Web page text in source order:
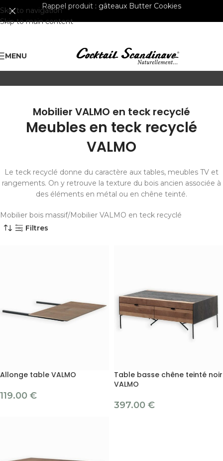
Skip to navigation
Skip to main content
Rappel produit : gâteaux Butter Cookies
MENU
Mobilier VALMO en teck recyclé
Meubles en teck recyclé
VALMO
Le teck recyclé donne du caractère aux tables, meubles TV et
rangements. On y retrouve la texture du bois ancien associée à
des éléments en métal ou en chêne teinté.
Mobilier bois massif Mobilier VALMO en teck recyclé
Filtres
Allonge table VALMO
119.00 €
Table basse chêne teinté noir
VALMO
397.00 €